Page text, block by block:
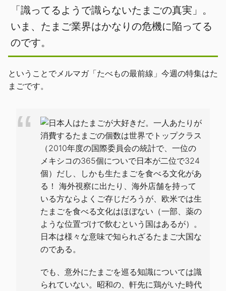
「識ってるようで識らないたまごの真実」。
いま、たまご業界はかなりの危機に陥ってる
のです。
ということでメルマガ「たべもの最前線」今週の特集はた
まごです。
日本人はたまごが大好きだ。一人あたりが
消費するたまごの個数は世界でトップクラス
（2010年度の国際委員会の統計で、一位の
メキシコの365個についで日本が二位で324
個）だし、しかも生たまごを食べる文化があ
る！ 海外視察に出たり、海外店舗を持って
いる方ならよくご存じだろうが、欧米では生
たまごを食べる文化はほぼない（一部、薬の
ような位置づけで飲むという国はあるが）。
日本は様々な意味で知られざるたまご大国な
のである。
でも、意外にたまごを巡る知識については識
られていない。昭和の、軒先に鶏がいた時代